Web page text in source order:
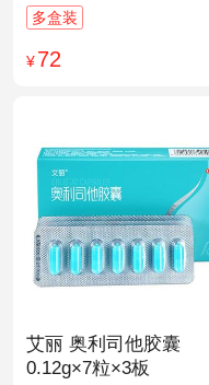
多盒装
¥72
艾丽 奥利司他胶囊
0.12g×7粒×3板